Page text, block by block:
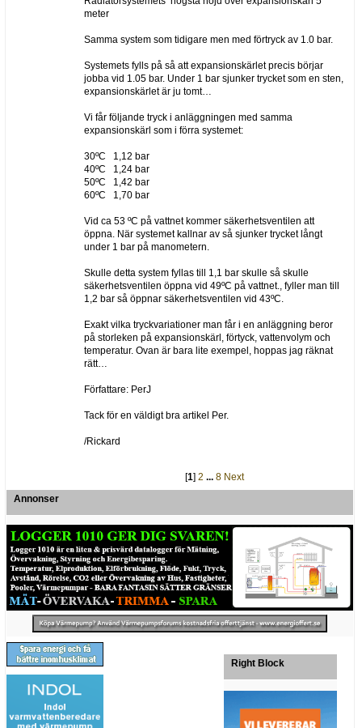
meter
Samma system som tidigare men med förtryck av 1.0 bar.
Systemets fylls på så att expansionskärlet precis börjar
jobba vid 1.05 bar. Under 1 bar sjunker trycket som en sten,
expansionskärlet är ju tomt…
Vi får följande tryck i anläggningen med samma
expansionskärl som i förra systemet:
30ºC 1,12 bar
40ºC 1,24 bar
50ºC 1,42 bar
60ºC 1,70 bar
Vid ca 53 ºC på vattnet kommer säkerhetsventilen att
öppna. När systemet kallnar av så sjunker trycket långt
under 1 bar på manometern.
Skulle detta system fyllas till 1,1 bar skulle så skulle
säkerhetsventilen öppna vid 49ºC på vattnet., fyller man till
1,2 bar så öppnar säkerhetsventilen vid 43ºC.
Exakt vilka tryckvariationer man får i en anläggning beror
på storleken på expansionskärl, förtyck, vattenvolym och
temperatur. Ovan är bara lite exempel, hoppas jag räknat
rätt…
Författare: PerJ
Tack för en väldigt bra artikel Per.
/Rickard
[1] 2 ... 8 Next
Annonser
Right Block